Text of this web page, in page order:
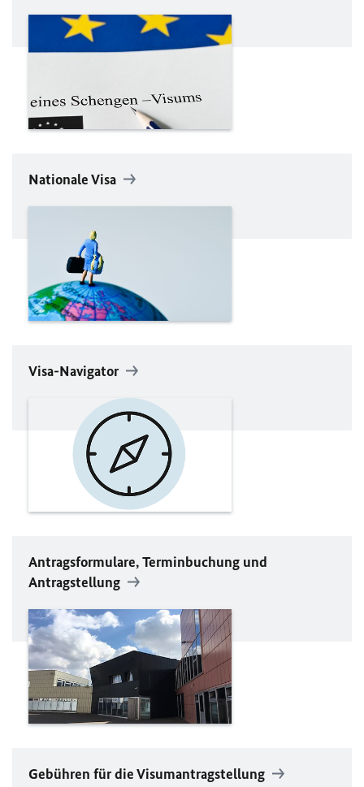
Nationale Visa
Visa-Navigator
Antragsformulare, Terminbuchung und
Antragstellung
Gebühren für die Visumantragstellung